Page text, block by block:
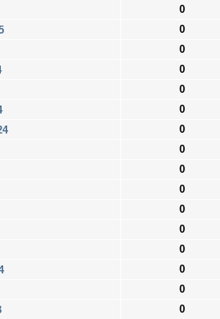
0
0
0
0
0
0
0
0
0
0
0
0
0
0
0
0